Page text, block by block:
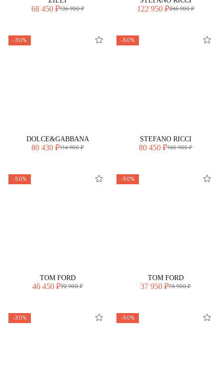
68 450 ₽136 900 ₽ 122 950 ₽245 900 ₽
-30%
DOLCE&GABBANA
80 430 ₽114 900 ₽
-50%
STEFANO RICCI
80 450 ₽160 900 ₽
-50%
TOM FORD
46 450 ₽92 900 ₽
-50%
TOM FORD
37 950 ₽75 900 ₽
-30% -50%